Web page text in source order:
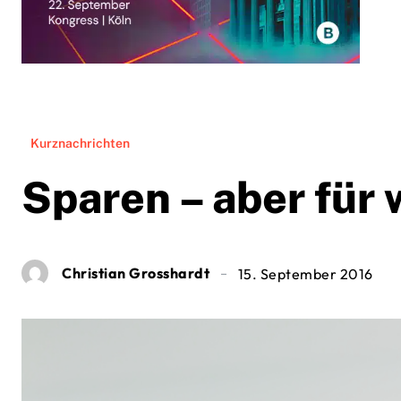
Kurznachrichten
Sparen – aber für
Christian Grosshardt 15. September 2016